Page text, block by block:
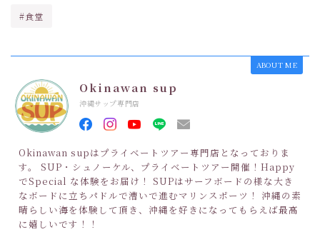
#食堂
ABOUT ME
Okinawan sup
沖縄サップ専門店
Okinawan supはプライベートツアー専門店となっておりま
す。 SUP・シュノーケル、プライベートツアー開催！Happy
でSpecial な体験をお届け！ SUPはサーフボードの様な大き
なボードに立ちパドルで漕いで進むマリンスポーツ！ 沖縄の素
晴らしい海を体験して頂き、沖縄を好きになってもらえば最高
に嬉しいです！！